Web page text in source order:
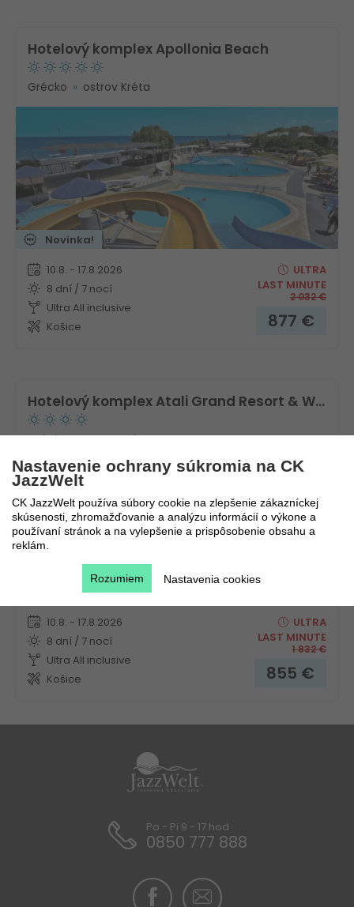
Hotelový komplex Apollonia Beach
Grécko ostrov Kréta
Novinka!
10.8. - 17.8.2026
8 dní / 7 nocí
Ultra All inclusive
Košice
ULTRA
LAST MINUTE
2 032€
877 €
Hotelový komplex Atali Grand Resort & Waterpark
Grécko ostrov Kréta
Novinka!
10.8. - 17.8.2026
8 dní / 7 nocí
Ultra All inclusive
Košice
ULTRA
LAST MINUTE
1 832€
855 €
Po - Pi 9 - 17 hod
0850 777 888
Nastavenie ochrany súkromia na CK
JazzWelt
CK JazzWelt používa súbory cookie na zlepšenie zákazníckej
skúsenosti, zhromažďovanie a analýzu informácií o výkone a
používaní stránok a na vylepšenie a prispôsobenie obsahu a
reklám.
Nastavenia cookies
Rozumiem